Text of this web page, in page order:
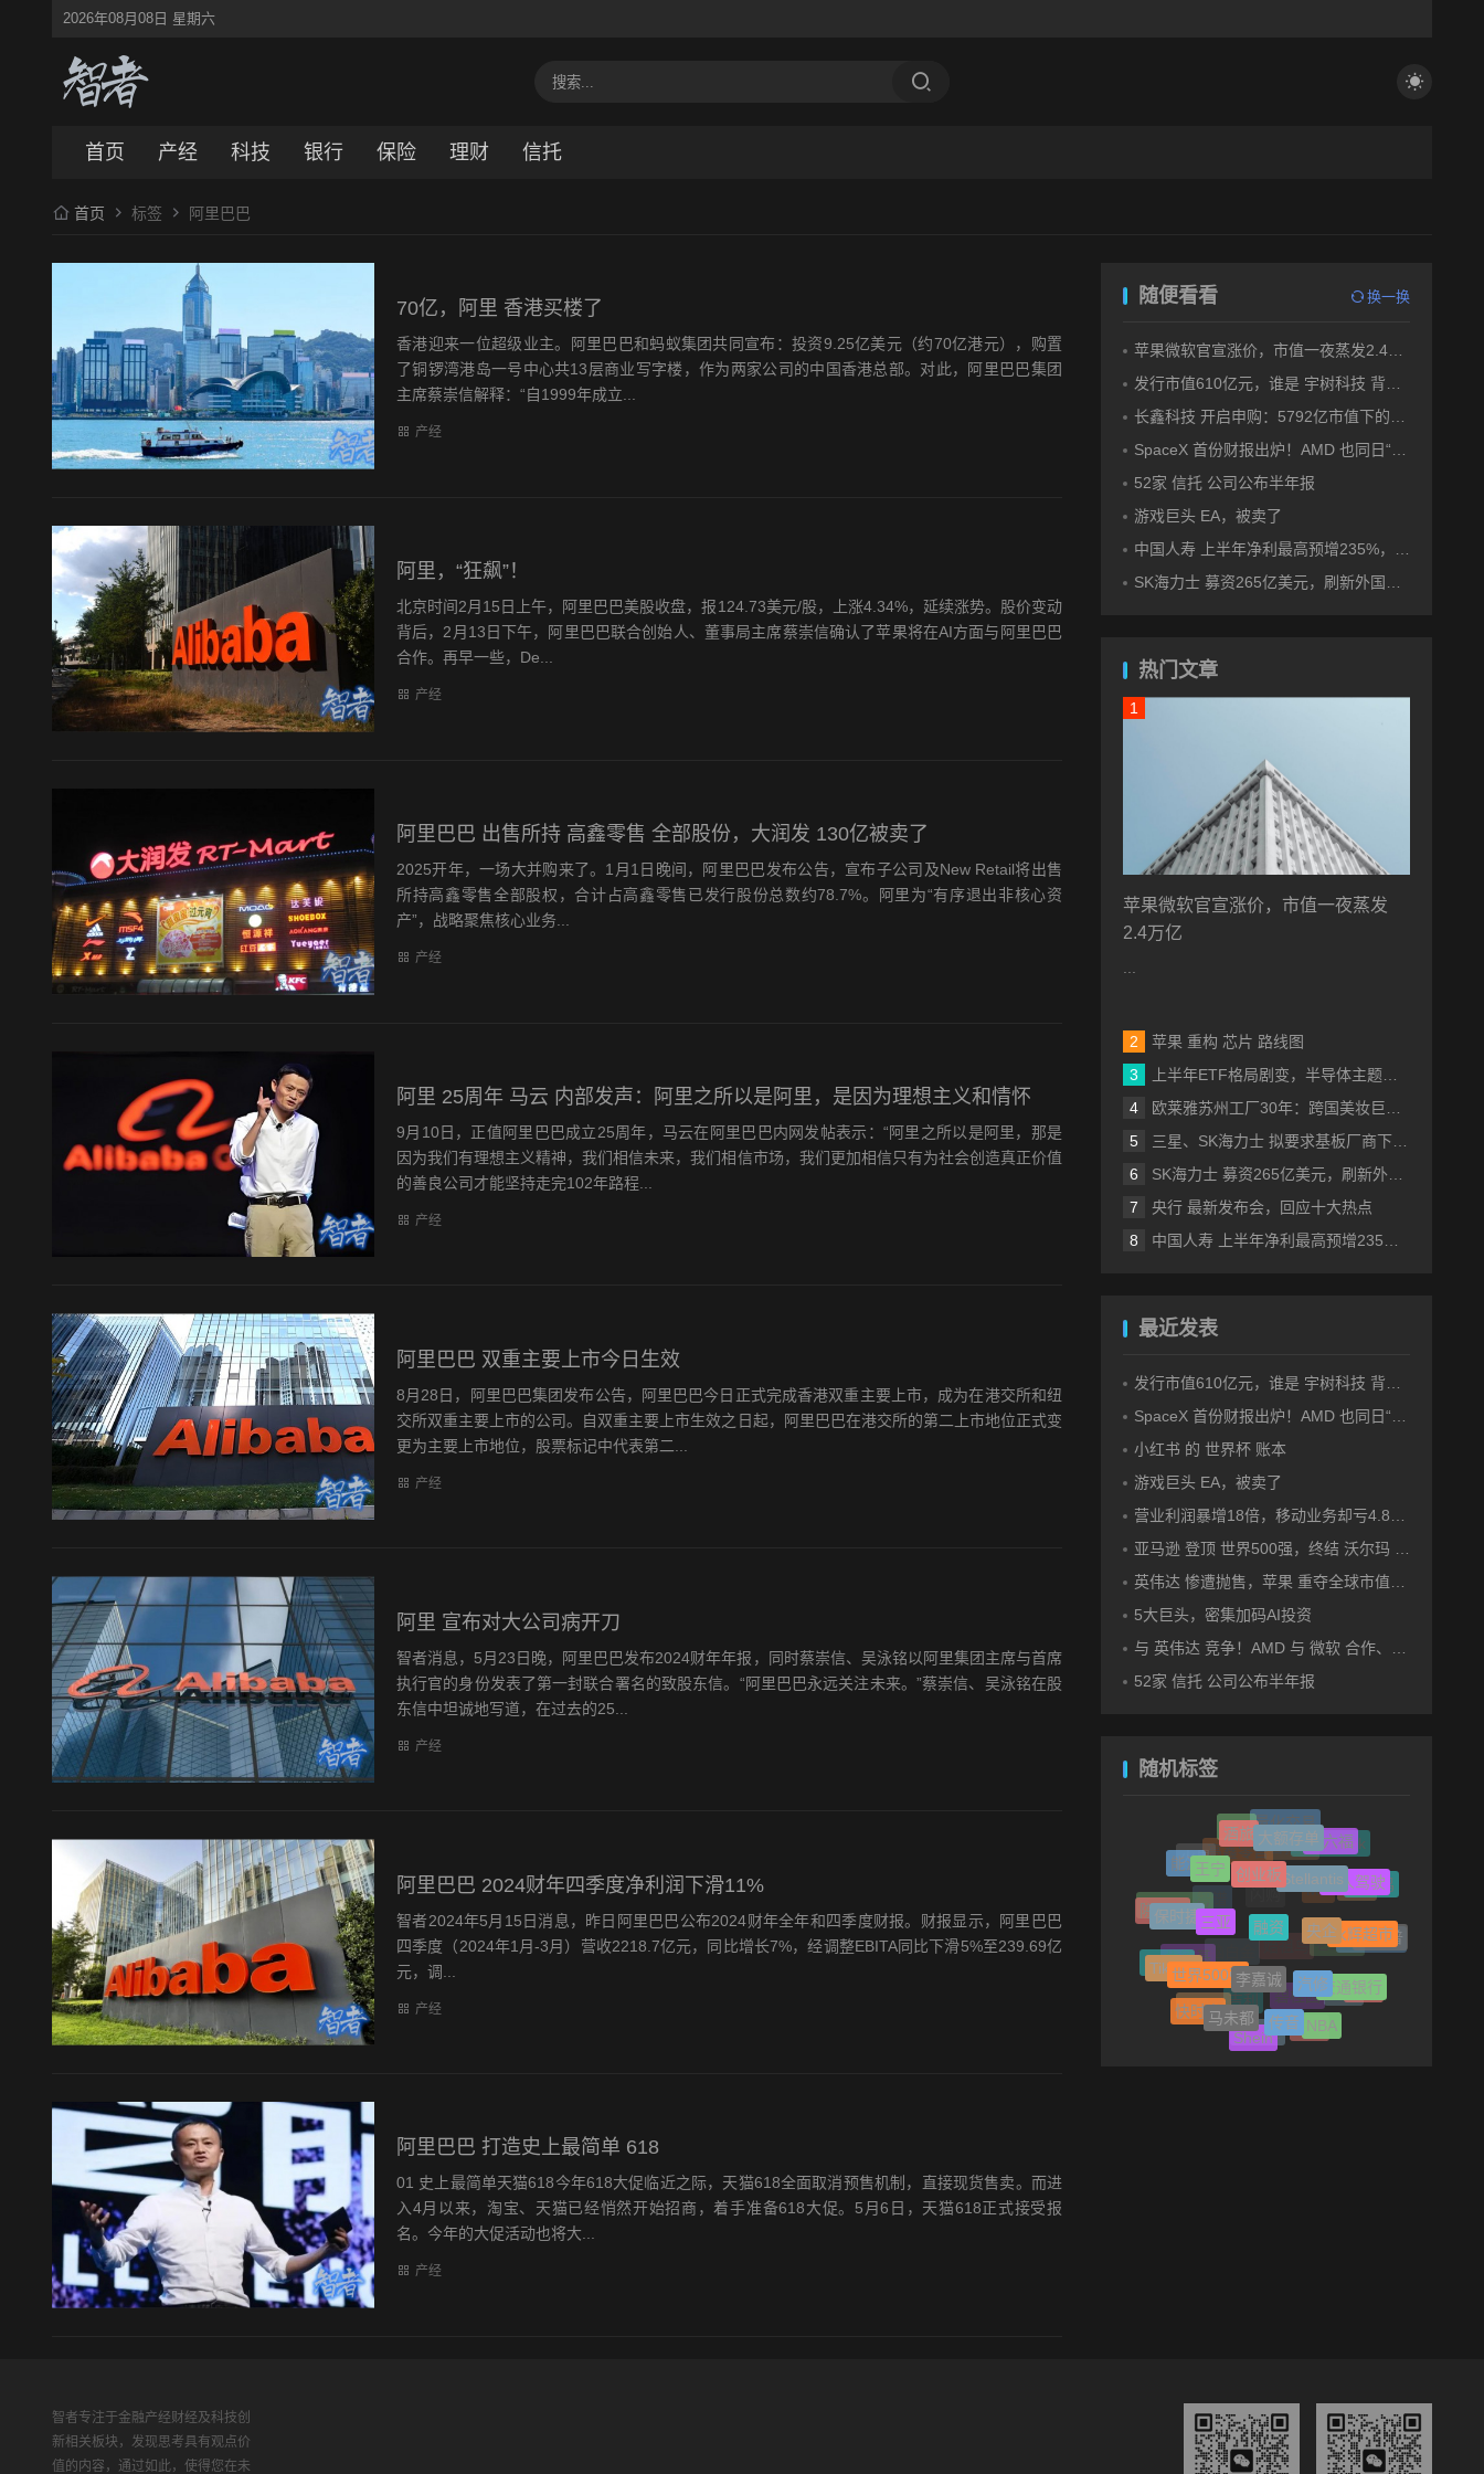
2026年08月08日 星期六
首页 产经 科技 银行 保险 理财 信托
首页 标签 阿里巴巴
70亿，阿里 香港买楼了
香港迎来一位超级业主。阿里巴巴和蚂蚁集团共同宣布：投资9.25亿美元（约70亿港元），购置
了铜锣湾港岛一号中心共13层商业写字楼，作为两家公司的中国香港总部。对此，阿里巴巴集团
主席蔡崇信解释：“自1999年成立...
产经
阿里，“狂飙”！
北京时间2月15日上午，阿里巴巴美股收盘，报124.73美元/股，上涨4.34%，延续涨势。股价变动
背后，2月13日下午，阿里巴巴联合创始人、董事局主席蔡崇信确认了苹果将在AI方面与阿里巴巴
合作。再早一些，De...
产经
阿里巴巴 出售所持 高鑫零售 全部股份，大润发 130亿被卖了
2025开年，一场大并购来了。1月1日晚间，阿里巴巴发布公告，宣布子公司及New Retail将出售
所持高鑫零售全部股权，合计占高鑫零售已发行股份总数约78.7%。阿里为“有序退出非核心资
产”，战略聚焦核心业务...
产经
阿里 25周年 马云 内部发声：阿里之所以是阿里，是因为理想主义和情怀
9月10日，正值阿里巴巴成立25周年，马云在阿里巴巴内网发帖表示：“阿里之所以是阿里，那是
因为我们有理想主义精神，我们相信未来，我们相信市场，我们更加相信只有为社会创造真正价值
的善良公司才能坚持走完102年路程...
产经
阿里巴巴 双重主要上市今日生效
8月28日，阿里巴巴集团发布公告，阿里巴巴今日正式完成香港双重主要上市，成为在港交所和纽
交所双重主要上市的公司。自双重主要上市生效之日起，阿里巴巴在港交所的第二上市地位正式变
更为主要上市地位，股票标记中代表第二...
产经
阿里 宣布对大公司病开刀
智者消息，5月23日晚，阿里巴巴发布2024财年年报，同时蔡崇信、吴泳铭以阿里集团主席与首席
执行官的身份发表了第一封联合署名的致股东信。“阿里巴巴永远关注未来。”蔡崇信、吴泳铭在股
东信中坦诚地写道，在过去的25...
产经
阿里巴巴 2024财年四季度净利润下滑11%
智者2024年5月15日消息，昨日阿里巴巴公布2024财年全年和四季度财报。财报显示，阿里巴巴
四季度（2024年1月-3月）营收2218.7亿元，同比增长7%，经调整EBITA同比下滑5%至239.69亿
元，调...
产经
阿里巴巴 打造史上最简单 618
01 史上最简单天猫618今年618大促临近之际，天猫618全面取消预售机制，直接现货售卖。而进
入4月以来，淘宝、天猫已经悄然开始招商，着手准备618大促。5月6日，天猫618正式接受报
名。今年的大促活动也将大...
产经
随便看看 换一换
苹果微软官宣涨价，市值一夜蒸发2.4万亿
发行市值610亿元，谁是 宇树科技 背后大赢家？
长鑫科技 开启申购：5792亿市值下的一场资本狂欢
SpaceX 首份财报出炉！AMD 也同日“交卷”！
52家 信托 公司公布半年报
游戏巨头 EA，被卖了
中国人寿 上半年净利最高预增235%，刷新纪录
SK海力士 募资265亿美元，刷新外国企业赴美IPO纪录
热门文章
苹果微软官宣涨价，市值一夜蒸发
2.4万亿
苹果 重构 芯片 路线图
上半年ETF格局剧变，半导体主题包揽“翻倍基”
欧莱雅苏州工厂30年：跨国美妆巨头的中国制造样本
三星、SK海力士 拟要求基板厂商下半年降价
SK海力士 募资265亿美元，刷新外国企业赴美IPO纪录
央行 最新发布会，回应十大热点
中国人寿 上半年净利最高预增235%，刷新纪录
最近发表
发行市值610亿元，谁是 宇树科技 背后大赢家？
SpaceX 首份财报出炉！AMD 也同日“交卷”！
小红书 的 世界杯 账本
游戏巨头 EA，被卖了
营业利润暴增18倍，移动业务却亏4.85亿美元：三星 AI红利的另一面
亚马逊 登顶 世界500强，终结 沃尔玛 连续12年领跑纪录
英伟达 惨遭抛售，苹果 重夺全球市值第一，释放什么信号？
5大巨头，密集加码AI投资
与 英伟达 竞争！AMD 与 微软 合作、将交付机架级系统Helios
52家 信托 公司公布半年报
随机标签
量化交易
EDA
酒旅 大额存单
周六福
Deepseek
普拉达
高鑫零售
火星
能源王宁 创业板Stellantis
无人驾驶
张一鸣
快餐
MR
闪购
智谱
Perplexity
陈立武
保时捷三亚 融资 央企
永辉超市
特朗普
摩尔线程
始祖鸟
脑白金
肯德基
稳定币
Tik Tok
世界500强 汽修
交通银行
日化
联通
碧桂园
吉利
甲骨文
快时尚马未都 传音
NBA
服饰
母基金
Shein
智者专注于金融产经财经及科技创
新相关板块，发现思考具有观点价
值的内容，通过如此，使得您在未